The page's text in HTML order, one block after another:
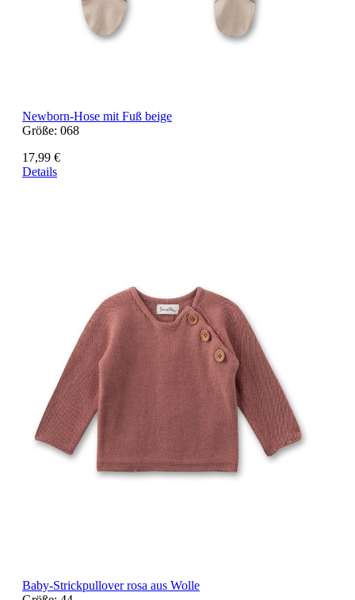
Newborn-Hose mit Fuß beige
Größe: 068
17,99 €
Details
Baby-Strickpullover rosa aus Wolle